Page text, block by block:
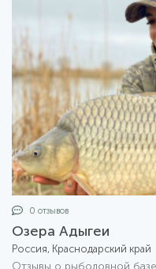
0 отзывов
Озера Адыгеи
Россия, Краснодарский край
Отзывы о рыболовной